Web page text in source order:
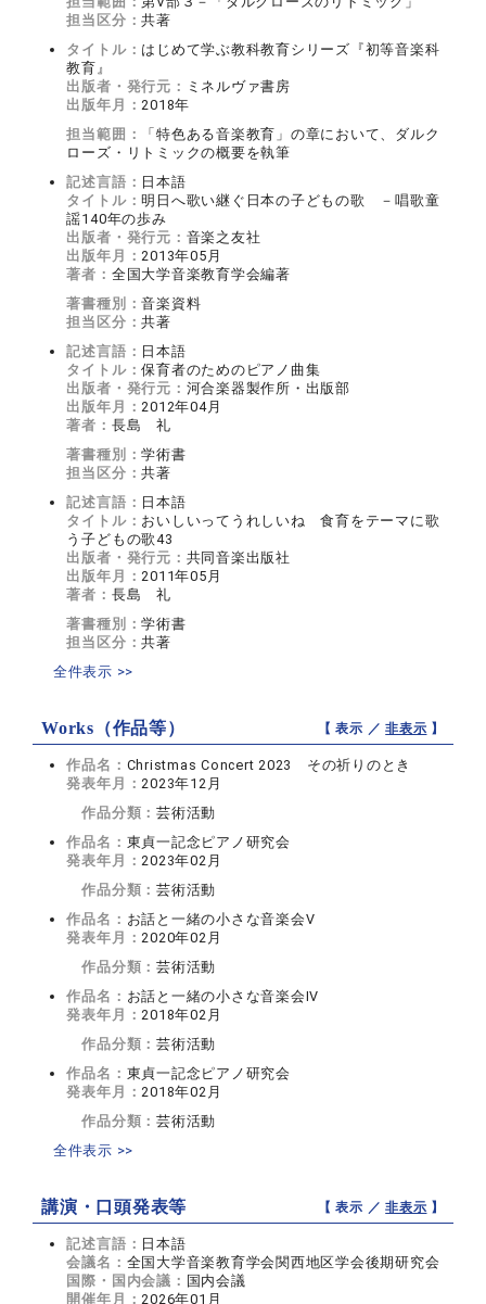
担当区分：共著
タイトル： はじめて学ぶ教科教育シリーズ『初等音楽科
教育』
出版者・発行元： ミネルヴァ書房
出版年月： 2018年
担当範囲：
「特色ある音楽教育」の章において、ダルク
ローズ・リトミックの概要を執筆
記述言語： 日本語
タイトル：明日へ歌い継ぐ日本の子どもの歌 －唱歌童
謡140年の歩み
出版者・発行元： 音楽之友社
出版年月： 2013年05月
著者： 全国大学音楽教育学会編著
著書種別：音楽資料
担当区分：共著
記述言語： 日本語
タイトル：保育者のためのピアノ曲集
出版者・発行元： 河合楽器製作所・出版部
出版年月： 2012年04月
著者： 長島 礼
著書種別：学術書
担当区分：共著
記述言語： 日本語
タイトル： おいしいってうれしいね 食育をテーマに歌
う子どもの歌43
出版者・発行元： 共同音楽出版社
出版年月： 2011年05月
著者： 長島 礼
著書種別：学術書
担当区分：共著
全件表示 >>
Works（作品等） 【 表示 ／非表示 】
作品名： Christmas Concert 2023 その祈りのとき
発表年月： 2023年12月
作品分類：芸術活動
作品名： 東貞一記念ピアノ研究会
発表年月： 2023年02月
作品分類：芸術活動
作品名： お話と一緒の小さな音楽会Ⅴ
発表年月： 2020年02月
作品分類：芸術活動
作品名： お話と一緒の小さな音楽会Ⅳ
発表年月： 2018年02月
作品分類：芸術活動
作品名： 東貞一記念ピアノ研究会
発表年月： 2018年02月
作品分類：芸術活動
全件表示 >>
講演・口頭発表等 【 表示 ／非表示 】
記述言語： 日本語
会議名： 全国大学音楽教育学会関西地区学会後期研究会
国際・国内会議： 国内会議
開催年月： 2026年01月